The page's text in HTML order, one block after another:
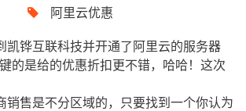
阿里云优惠
凯铧互联科技并开通了阿里云的服务器
的是给的优惠折扣更不错，哈哈！这次
销售是不分区域的，只要找到一个你认为